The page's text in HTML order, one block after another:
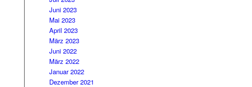
Juni 2023
Mai 2023
April 2023
März 2023
Juni 2022
März 2022
Januar 2022
Dezember 2021